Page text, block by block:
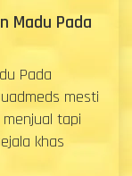
Madu Pada
Pada
mesti
tapi
khas